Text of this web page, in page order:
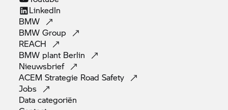
LinkedIn
BMW
BMWGroup
REACH
BMW plant Berlin
Nieuwsbrief
ACEM Strategie RoadSafety
Jobs
Datacategoriën